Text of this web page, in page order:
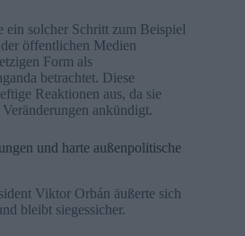
ein solcher Schritt zum Beispiel
öffentlichen Medien
Form als
betrachtet. Diese
Reaktionen aus, da sie
ankündigt.
und harte außenpolitische
Viktor Orbán äußerte sich
bleibt siegessicher.